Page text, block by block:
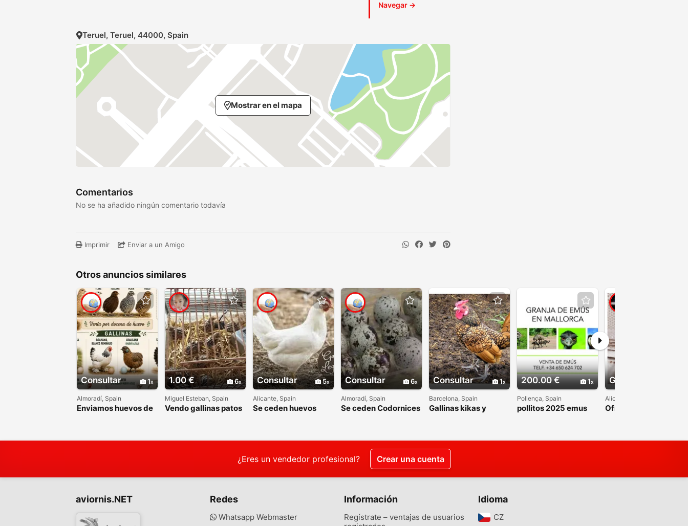
Navegar →
Teruel, Teruel, 44000, Spain
Mostrar en el mapa
Comentarios
No se ha añadido ningún comentario todavía
Imprimir Enviar a un Amigo
Otros anuncios similares
Consultar 1
Almoradí, Spain
Enviamos huevos de
Araucanas
1.00 € 6
Miguel Esteban, Spain
Vendo gallinas patos
codornices
Consultar 5
Alicante, Spain
Se ceden huevos
Consultar 6
Almoradí, Spain
Se ceden Codornices
Consultar 1
Barcelona, Spain
Gallinas kikas y
200.00 € 1
Pollença, Spain
pollitos 2025 emus
Gratis
Alicante, Spain
Ofrezco codornices
¿Eres un vendedor profesional? Crear una cuenta
aviornis.NET Redes
Whatsapp Webmaster
Información
Regístrate – ventajas de usuarios
Idioma
CZ‎